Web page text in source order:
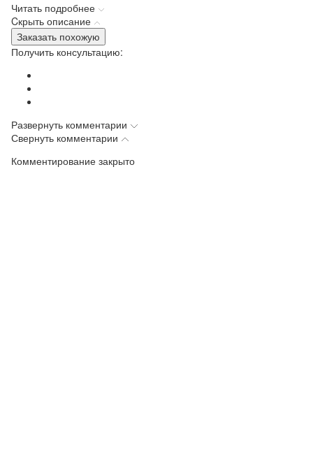
Читать подробнее
Cкрыть описание
Заказать похожую
Получить консультацию:
Развернуть комментарии
Свернуть комментарии
Комментирование закрыто